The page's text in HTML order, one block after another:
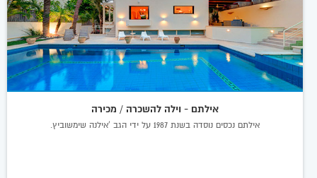
אילתם - וילה להשכרה / מכירה
אילתם נכסים נוסדה בשנת 1987 על ידי הגב 'אילנה שימשוביץ.